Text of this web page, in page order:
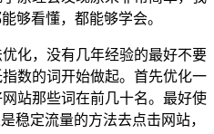
够看懂，都能够学会。
化，没有几年经验的最好不要
数的词开始做起。首先优化一
站那些词在前几十名。最好使
稳定流量的方法去点击网站，